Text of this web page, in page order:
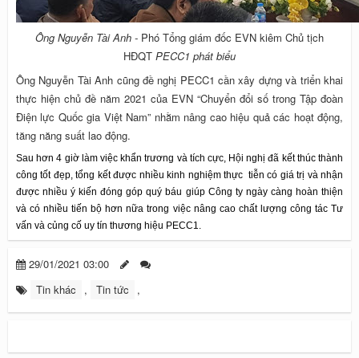
Ông Nguyễn Tài Anh - Phó Tổng giám đốc EVN kiêm Chủ tịch
HĐQT PECC1 phát biểu
Ông Nguyễn Tài Anh cũng đề nghị PECC1 cần xây dựng và triển khai
thực hiện chủ đề năm 2021 của EVN “Chuyển đổi số trong Tập đoàn
Điện lực Quốc gia Việt Nam” nhằm nâng cao hiệu quả các hoạt động,
tăng năng suất lao động.
Sau hơn 4 giờ làm việc khẩn trương và tích cực, Hội nghị đã kết thúc thành
công tốt đẹp, tổng kết được nhiều kinh nghiệm thực tiễn có giá trị và nhận
được nhiều ý kiến đóng góp quý báu giúp Công ty ngày càng hoàn thiện
và có nhiều tiến bộ hơn nữa trong việc nâng cao chất lượng công tác Tư
vấn và củng cố uy tín thương hiệu PECC1.
29/01/2021 03:00
Tin khác
, Tin tức ,